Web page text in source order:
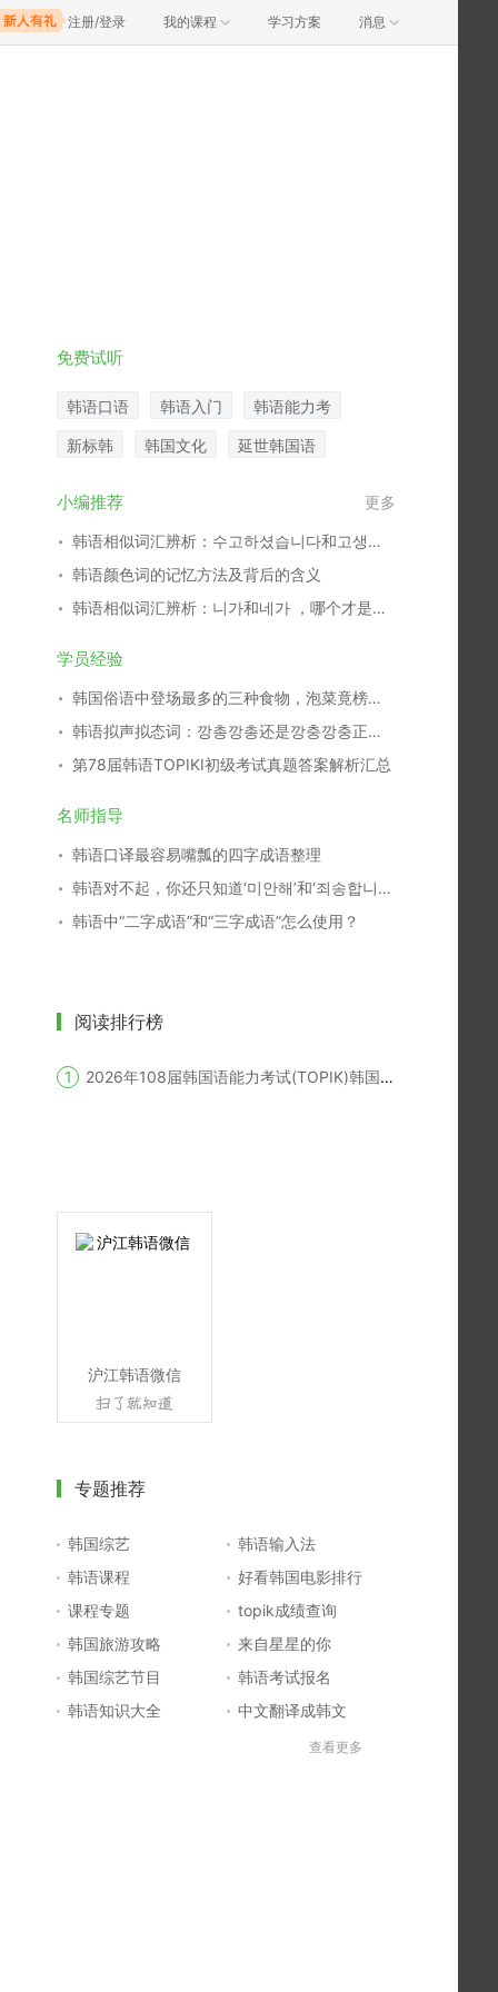
注册/登录 我的课程 学习方案 消息
免费试听
韩语口语 韩语入门 韩语能力考
新标韩 韩国文化 延世韩国语
小编推荐 更多
韩语相似词汇辨析：수고하셨습니다和고생하셨습니다
韩语颜色词的记忆方法及背后的含义
韩语相似词汇辨析：니가和네가 ，哪个才是标准语？
学员经验
韩国俗语中登场最多的三种食物，泡菜竟榜上无名
韩语拟声拟态词：깡총깡총还是깡충깡충正确？
第78届韩语TOPIKⅠ初级考试真题答案解析汇总
名师指导
韩语口译最容易嘴瓢的四字成语整理
韩语对不起，你还只知道‘미안해’和‘죄송합니다’？
韩语中“二字成语”和“三字成语”怎么使用？
阅读排行榜
2026年108届韩国语能力考试(TOPIK)韩国报名时间
沪江韩语微信
专题推荐
韩国综艺
韩语输入法
韩语课程
好看韩国电影排行
课程专题
topik成绩查询
韩国旅游攻略
来自星星的你
韩国综艺节目
韩语考试报名
韩语知识大全
中文翻译成韩文
查看更多